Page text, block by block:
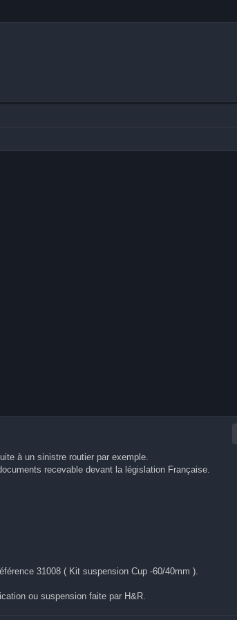
à un sinistre routier par exemple.
recevable devant la législation Française.
31008 ( Kit suspension Cup -60/40mm ).
ou suspension faite par H&R.